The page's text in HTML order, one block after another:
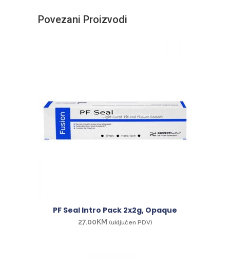
Povezani Proizvodi
PF Seal Intro Pack 2x2g, Opaque
27.00KM (uključen PDV)